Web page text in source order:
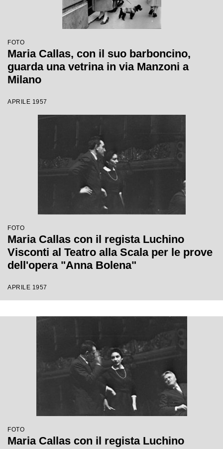
FOTO
Maria Callas, con il suo barboncino,
guarda una vetrina in via Manzoni a
Milano
APRILE 1957
FOTO
Maria Callas con il regista Luchino
Visconti al Teatro alla Scala per le prove
dell'opera "Anna Bolena"
APRILE 1957
FOTO
Maria Callas con il regista Luchino